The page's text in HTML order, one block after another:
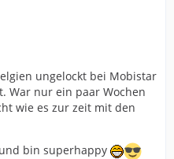
ungelockt bei Mobistar
War nur ein paar Wochen
wie es zur zeit mit den
bin superhappy